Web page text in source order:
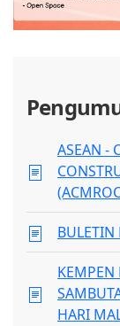
ASEAN -
KEMPEN
HARI